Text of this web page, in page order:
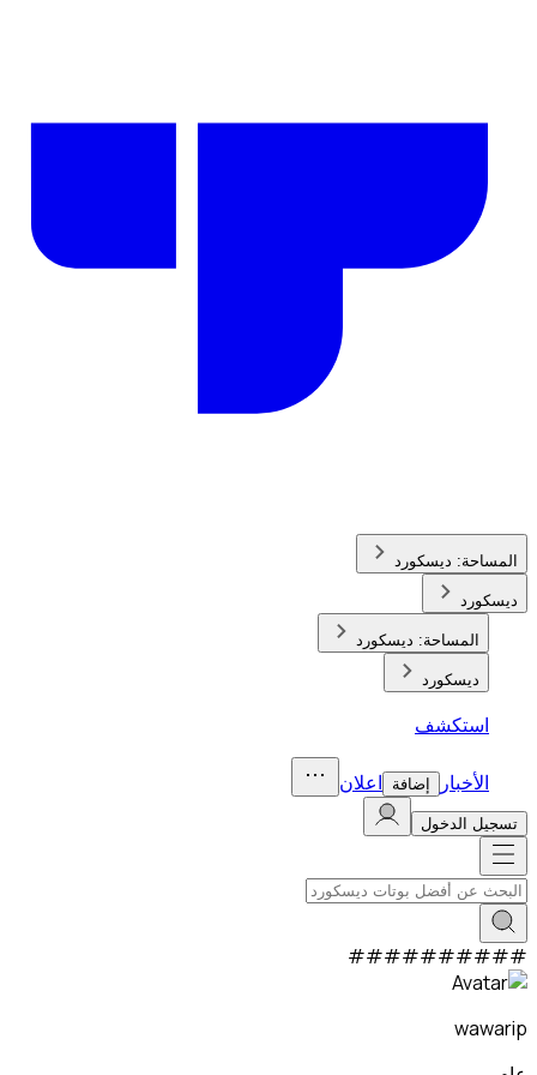
المساحة: ديسكورد
ديسكورد
المساحة: ديسكورد
ديسكورد
استكشف
الأخبار إضافة اعلان
تسجيل الدخول
#
#
#
#
#
#
#
#
#
#
wawarip